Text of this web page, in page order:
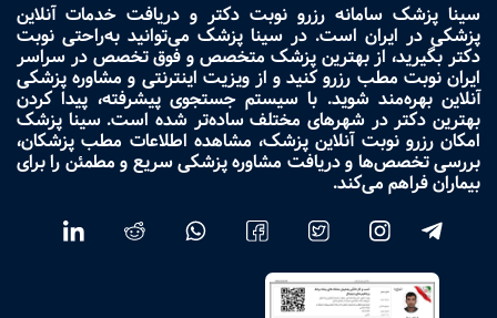
سینا پزشک سامانه رزرو نوبت دکتر و دریافت خدمات آنلاین
پزشکی در ایران است. در سینا پزشک می‌توانید به‌راحتی نوبت
دکتر بگیرید، از بهترین پزشک متخصص و فوق تخصص در سراسر
ایران نوبت مطب رزرو کنید و از ویزیت اینترنتی و مشاوره پزشکی
آنلاین بهره‌مند شوید. با سیستم جستجوی پیشرفته، پیدا کردن
بهترین دکتر در شهرهای مختلف ساده‌تر شده است. سینا پزشک
امکان رزرو نوبت آنلاین پزشک، مشاهده اطلاعات مطب پزشکان،
بررسی تخصص‌ها و دریافت مشاوره پزشکی سریع و مطمئن را برای
بیماران فراهم می‌کند.